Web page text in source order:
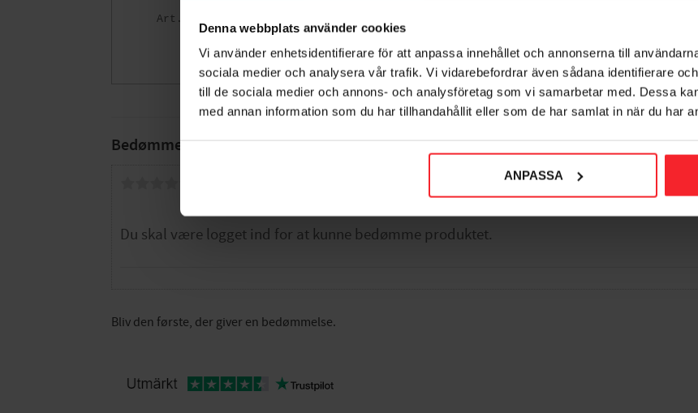
Denna webbplats använder cookies
Vi använder enhetsidentifierare för att anpassa innehållet och annonserna till
sociala medier och analysera vår trafik. Vi vidarebefordrar även sådana identifierare
till de sociala medier och annons- och analysföretag som vi samarbetar med. Dessa
med annan information som du har tillhandahållit eller som de har samlat in när du har
ANPASSA
Bedømmelser
Bliv den første, der giver en bedømmelse.
Gem som favorit
109DKK
Gem som favorit